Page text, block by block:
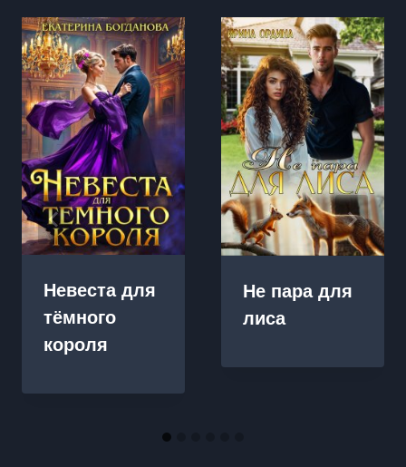
Невеста для
тёмного
короля
Не пара для
лиса